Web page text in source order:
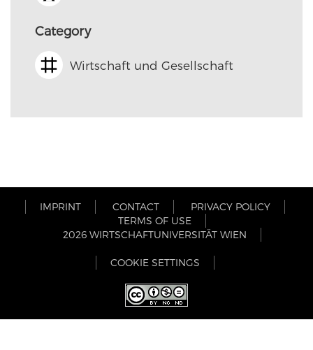
Category
Wirtschaft und Gesellschaft
IMPRINT CONTACT
PRIVACY POLICY
TERMS OF USE
2026 WIRTSCHAFTUNIVERSITÄT WIEN
COOKIE SETTINGS